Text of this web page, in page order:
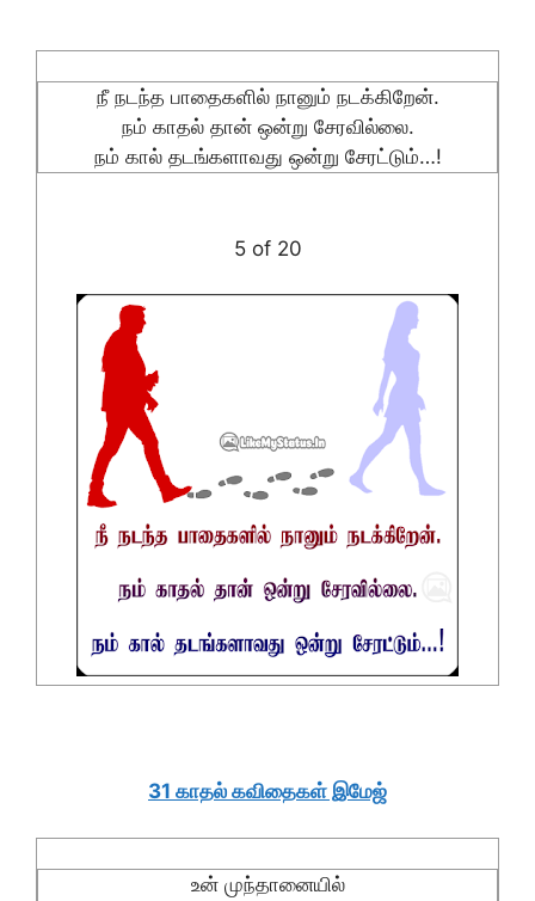
நீ நடந்த பாதைகளில் நானும் நடக்கிறேன்.
நம் காதல் தான் ஒன்று சேரவில்லை.
நம் கால் தடங்களாவது ஒன்று சேரட்டும்…!
5 of 20
31 காதல் கவிதைகள் இமேஜ்
உன் முந்தானையில்